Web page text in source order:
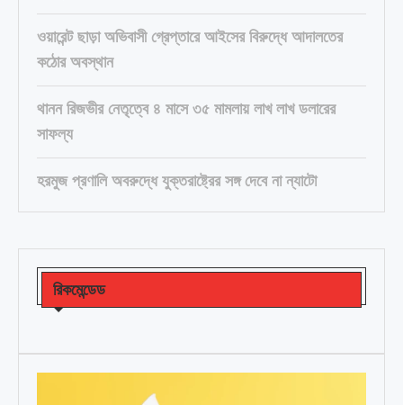
ওয়ারেন্ট ছাড়া অভিবাসী গ্রেপ্তারে আইসের বিরুদ্ধে আদালতের
কঠোর অবস্থান
থানন রিজভীর নেতৃত্বে ৪ মাসে ৩৫ মামলায় লাখ লাখ ডলারের
সাফল্য
হরমুজ প্রণালি অবরুদ্ধে যুক্তরাষ্ট্রের সঙ্গ দেবে না ন্যাটো
রিকমেন্ডেড